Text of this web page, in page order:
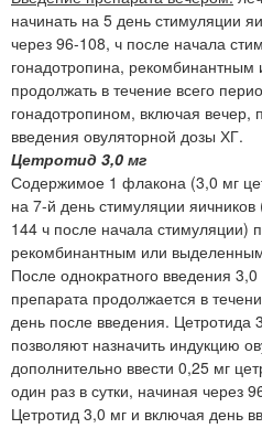
начинать на 5 день стимуляции
через 96-108, ч после начала
гонадотропина,
продолжать в течение всего
гонадотропином, включая
введения овуляторной дозы ХГ.
Цетротид 3,0 мг
Содержимое 1 флакона (3,0 мг
на 7-й день стимуляции
144 ч после начала стимуляции)
рекомбинантным или
После однократного введения
препарата продолжается в
день после введения.
позволяют назначить индукцию
дополнительно ввести 0,25 мг
один раз в сутки, начиная через
Цетротид 3,0 мг и включая день